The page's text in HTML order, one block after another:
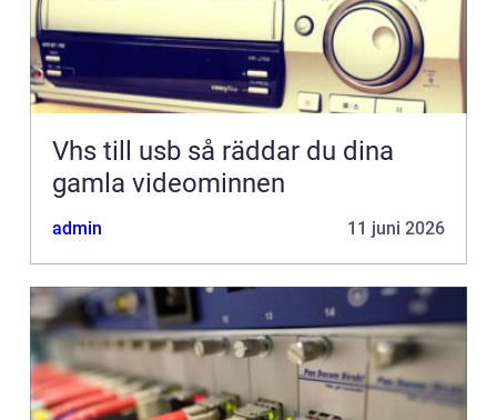
Vhs till usb så räddar du dina
gamla videominnen
admin 11 juni 2026